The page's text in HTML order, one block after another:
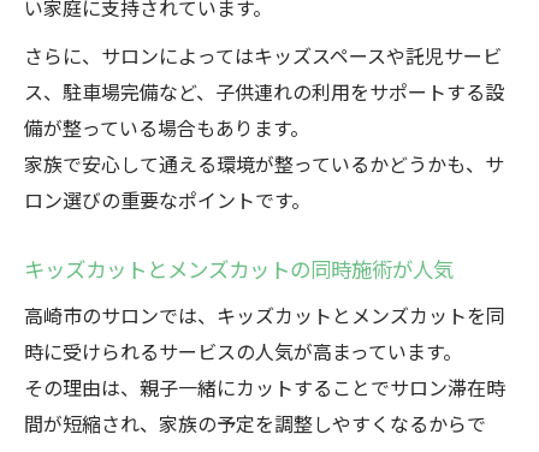
い家庭に支持されています。
さらに、サロンによってはキッズスペースや託児サービ
ス、駐車場完備など、子供連れの利用をサポートする設
備が整っている場合もあります。
家族で安心して通える環境が整っているかどうかも、サ
ロン選びの重要なポイントです。
キッズカットとメンズカットの同時施術が人気
高崎市のサロンでは、キッズカットとメンズカットを同
時に受けられるサービスの人気が高まっています。
その理由は、親子一緒にカットすることでサロン滞在時
間が短縮され、家族の予定を調整しやすくなるからで